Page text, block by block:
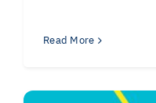
Read More